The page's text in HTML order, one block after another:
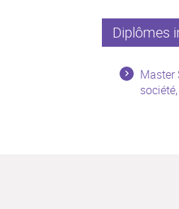
Diplômes
Master